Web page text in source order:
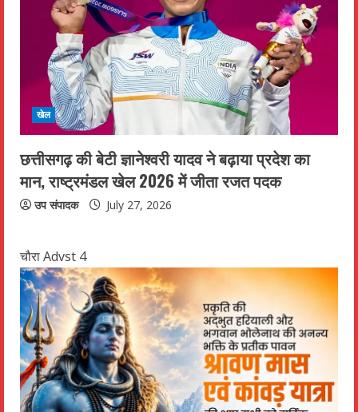
खेल
छत्तीसगढ़ की बेटी ज्ञानेश्वरी यादव ने बढ़ाया प्रदेश का
मान, राष्ट्रमंडल खेल 2026 में जीता रजत पदक
उप संपादक July 27, 2026
चौरा Advst 4